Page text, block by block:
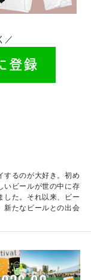
／
するのが大好き。初め
いビールが世の中に存
した。それ以来、ビー
新たなビールとの出会